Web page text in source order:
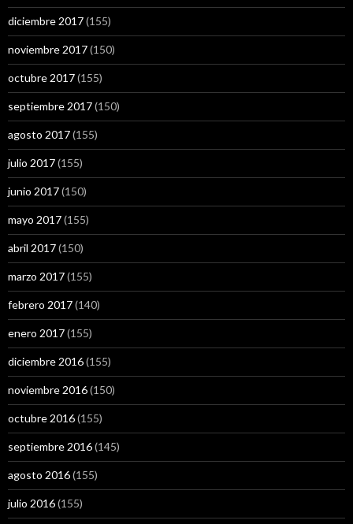
diciembre 2017(155)
noviembre 2017(150)
octubre 2017(155)
septiembre 2017(150)
agosto 2017(155)
julio 2017(155)
junio 2017(150)
mayo 2017(155)
abril 2017(150)
marzo 2017(155)
febrero 2017(140)
enero 2017(155)
diciembre 2016(155)
noviembre 2016(150)
octubre 2016(155)
septiembre 2016(145)
agosto 2016(155)
julio 2016(155)